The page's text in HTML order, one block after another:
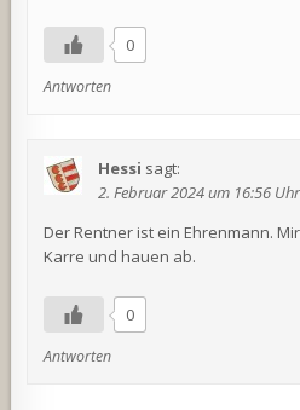
0
Antworten
Hessi sagt:
2. Februar 2024 um 16:56 Uhr
Der Rentner ist ein Ehrenmann.
Karre und hauen ab.
0
Antworten